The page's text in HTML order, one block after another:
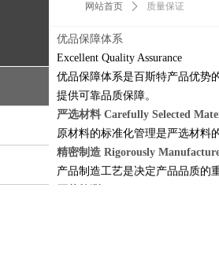
网站首页 ꄲ 质量保证
优品保障体系
Excellent Quality Assurance
优品保障体系是百斯特产品优势
提供可靠品质保障。
严选材料 Carefully Selected
原材料的标准化管理是严选材料
精密制造 Rigorously
产品制造工艺是决定产品品质的